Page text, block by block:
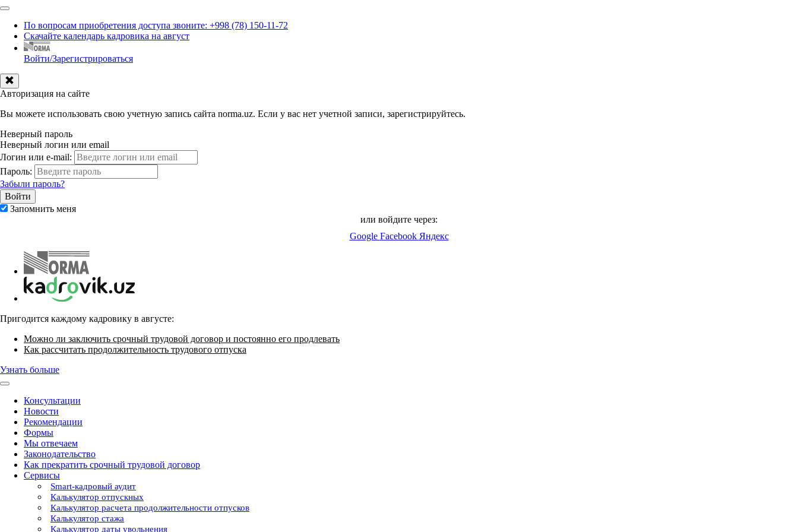
По вопросам приобретения доступа звоните: +998 (78) 150-11-72
Скачайте календарь кадровика на август
Войти/Зарегистрироваться
Авторизация на сайте
Вы можете использовать свою учетную запись сайта norma.uz. Если у вас нет учетной записи, зарегистрируйтесь.
Неверный пароль
Неверный логин или email
Логин или e-mail:
Пароль:
Забыли пароль?
Запомнить меня
или войдите через:
Google Facebook Яндекс
Пригодится каждому кадровику в августе:
Можно ли заключить срочный трудовой договор и постоянно его продлевать
Как рассчитать продолжительность трудового отпуска
Узнать больше
Консультации
Новости
Рекомендации
Формы
Мы отвечаем
Законодательство
Как прекратить срочный трудовой договор
Сервисы
Smart-кадровый аудит
Калькулятор отпускных
Калькулятор расчета продолжительности отпусков
Калькулятор стажа
Калькулятор даты увольнения